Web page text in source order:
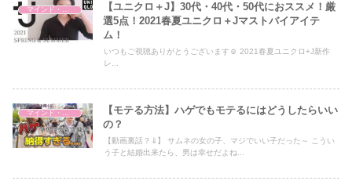
マインド・哲学
【ユニクロ＋J】30代・40代・50代におススメ！厳
選5点！2021春夏ユニクロ＋Jマストバイアイテ
ム！
いつもご視聴ありがとうございます☺️ 2021春夏ユニクロ+J新作
レ...
マインド・哲学
【モテる方法】ハゲでもモテるにはどうしたらいい
の？
【動画裏話？⇓】 サムネの女の子、マジでいい子だった～ こうい
う子と結婚出来たら、男は幸せだよね...